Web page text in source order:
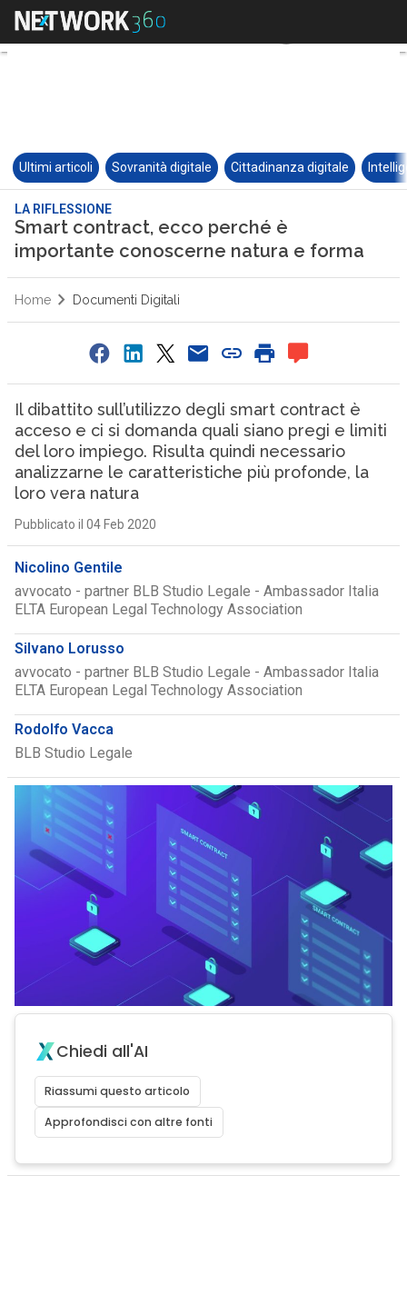
Ultimi articoli Sovranità digitale Cittadinanza digitale
LA RIFLESSIONE
Smart contract, ecco perché è
importante conoscerne natura e forma
Home Documenti Digitali
Il dibattito sull’utilizzo degli smart contract è
acceso e ci si domanda quali siano pregi e limiti
del loro impiego. Risulta quindi necessario
analizzarne le caratteristiche più profonde, la
loro vera natura
Pubblicato il 04 Feb 2020
Nicolino Gentile
avvocato - partner BLB Studio Legale - Ambassador Italia
ELTA European Legal Technology Association
Silvano Lorusso
avvocato - partner BLB Studio Legale - Ambassador Italia
ELTA European Legal Technology Association
Rodolfo Vacca
BLB Studio Legale
Chiedi all'AI
Riassumi questo articolo
Approfondisci con altre fonti